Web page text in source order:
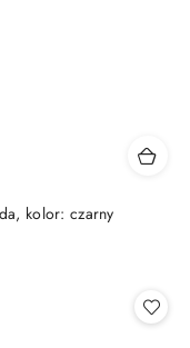
kolor: czarny